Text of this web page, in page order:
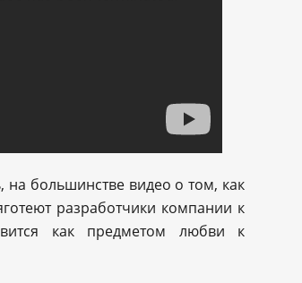
на большинстве видео о том, как
разработчики компании к
как предметом любви к